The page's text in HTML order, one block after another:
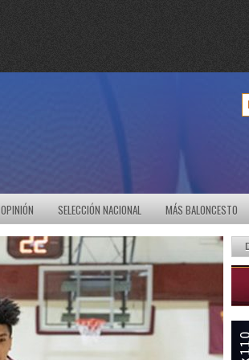
OPINIÓN SELECCIÓN NACIONAL MÁS BALONCESTO